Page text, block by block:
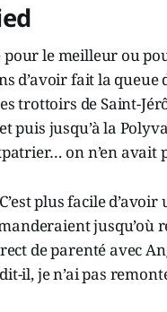
pour le meilleur ou
d’avoir fait la
trottoirs de Saint-
puis jusqu’à la
on n’en avait
plus facile
jusqu’où
de parenté avec
il, je n’ai pas